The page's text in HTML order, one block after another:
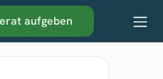
aufgeben